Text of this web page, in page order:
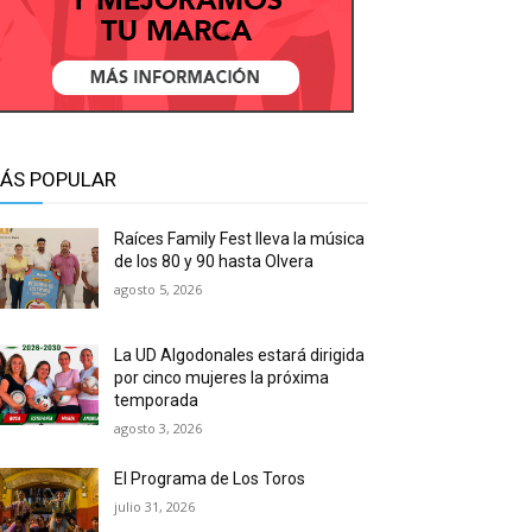
POPULAR
Raíces Family Fest lleva la música
de los 80 y 90 hasta Olvera
agosto 5, 2026
La UD Algodonales estará dirigida
por cinco mujeres la próxima
temporada
agosto 3, 2026
El Programa de Los Toros
julio 31, 2026